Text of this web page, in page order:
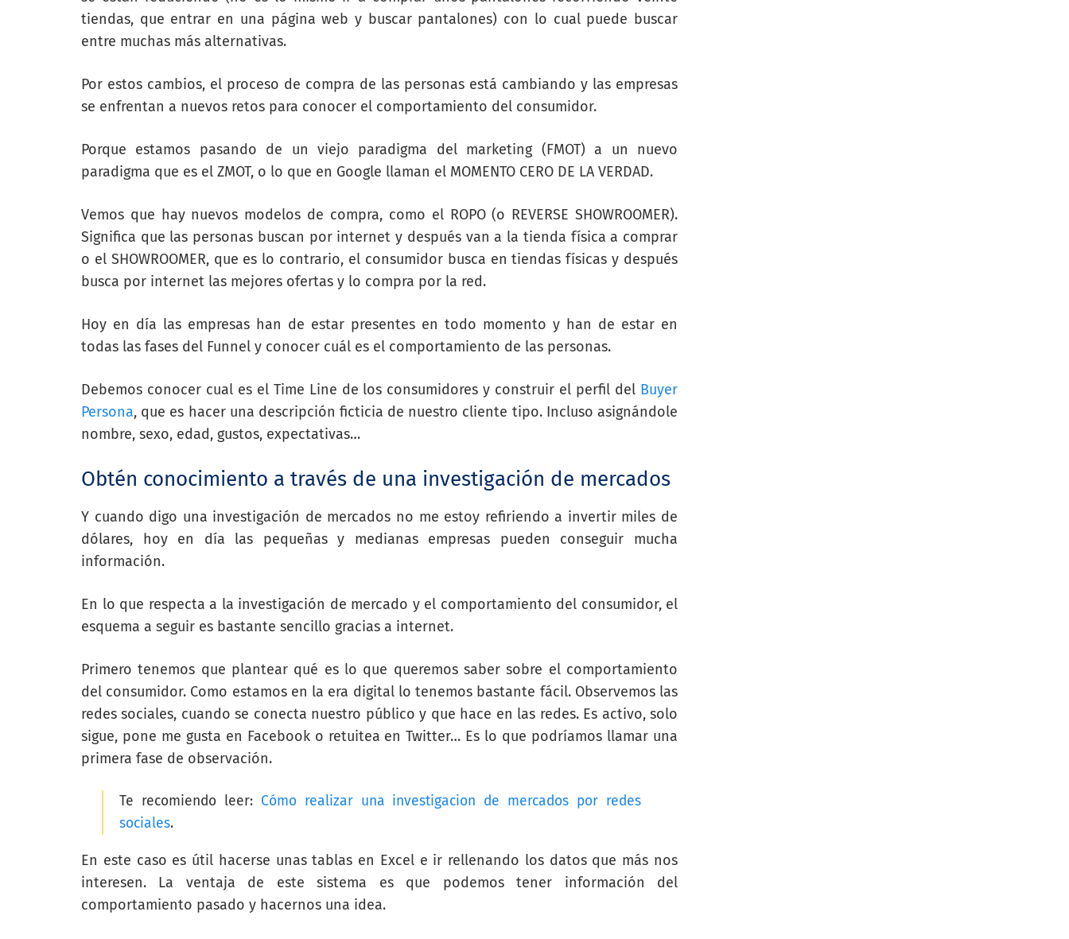
tiendas, que entrar en una página web y buscar pantalones) con lo cual puede buscar
entre muchas más alternativas.
Por estos cambios, el proceso de compra de las personas está cambiando y las empresas
se enfrentan a nuevos retos para conocer el comportamiento del consumidor.
Porque estamos pasando de un viejo paradigma del marketing (FMOT) a un nuevo
paradigma que es el ZMOT, o lo que en Google llaman el MOMENTO CERO DE LA VERDAD.
Vemos que hay nuevos modelos de compra, como el ROPO (o REVERSE SHOWROOMER).
Significa que las personas buscan por internet y después van a la tienda física a comprar
o el SHOWROOMER, que es lo contrario, el consumidor busca en tiendas físicas y después
busca por internet las mejores ofertas y lo compra por la red.
Hoy en día las empresas han de estar presentes en todo momento y han de estar en
todas las fases del Funnel y conocer cuál es el comportamiento de las personas.
Debemos conocer cual es el Time Line de los consumidores y construir el perfil del Buyer
Persona, que es hacer una descripción ficticia de nuestro cliente tipo. Incluso asignándole
nombre, sexo, edad, gustos, expectativas…
Obtén conocimiento a través de una investigación de mercados
Y cuando digo una investigación de mercados no me estoy refiriendo a invertir miles de
dólares, hoy en día las pequeñas y medianas empresas pueden conseguir mucha
información.
En lo que respecta a la investigación de mercado y el comportamiento del consumidor, el
esquema a seguir es bastante sencillo gracias a internet.
Primero tenemos que plantear qué es lo que queremos saber sobre el comportamiento
del consumidor. Como estamos en la era digital lo tenemos bastante fácil. Observemos las
redes sociales, cuando se conecta nuestro público y que hace en las redes. Es activo, solo
sigue, pone me gusta en Facebook o retuitea en Twitter… Es lo que podríamos llamar una
primera fase de observación.
Te recomiendo leer: Cómo realizar una investigacion de mercados por redes
sociales.
En este caso es útil hacerse unas tablas en Excel e ir rellenando los datos que más nos
interesen. La ventaja de este sistema es que podemos tener información del
comportamiento pasado y hacernos una idea.